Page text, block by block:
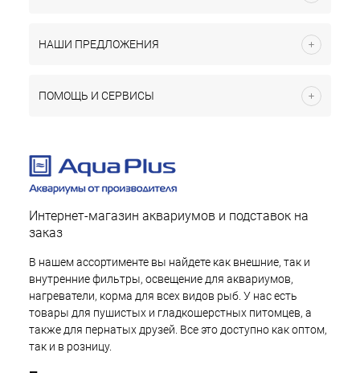
НАШИ ПРЕДЛОЖЕНИЯ
ПОМОЩЬ И СЕРВИСЫ
Интернет-магазин аквариумов и подставок на
заказ
В нашем ассортименте вы найдете как внешние, так и
внутренние фильтры, освещение для аквариумов,
нагреватели, корма для всех видов рыб. У нас есть
товары для пушистых и гладкошерстных питомцев, а
также для пернатых друзей. Все это доступно как оптом,
так и в розницу.